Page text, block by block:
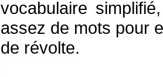
vocabulaire
assez de mots pour
de révolte.